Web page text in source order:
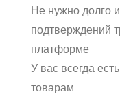
Не нужно долго
подтверждений
платформе
У вас всегда
товарам